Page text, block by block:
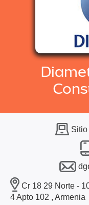
Cr 18 29 Norte -
4 Apto 102 , Armenia